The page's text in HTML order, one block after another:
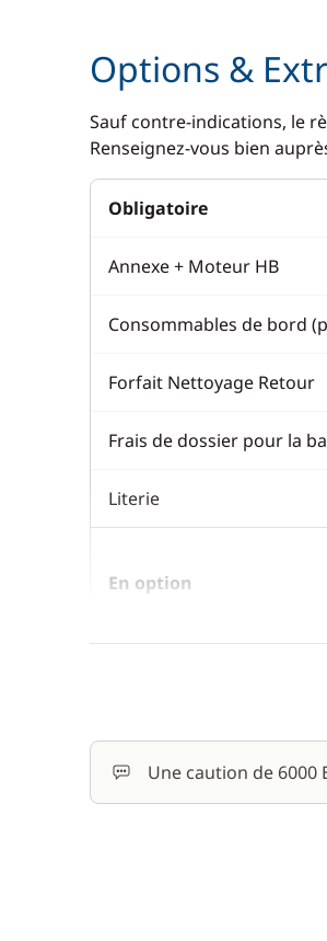
Options &
Sauf contre-indications, le
Renseignez-vous bien
Obligatoire
Annexe + Moteur HB
Consommables de bord
Forfait Nettoyage Retour
Frais de dossier pour la
Literie
En option
Hôtesse (repas non inclus)
Skipper (repas non inclus)
Une caution de